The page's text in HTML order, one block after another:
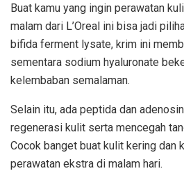
Buat kamu yang ingin perawatan
malam dari L’Oreal ini bisa jadi
bifida ferment lysate, krim ini
sementara sodium hyaluronate
kelembaban semalaman.
Selain itu, ada peptida dan
regenerasi kulit serta mencegah
Cocok banget buat kulit kering dan
perawatan ekstra di malam hari.